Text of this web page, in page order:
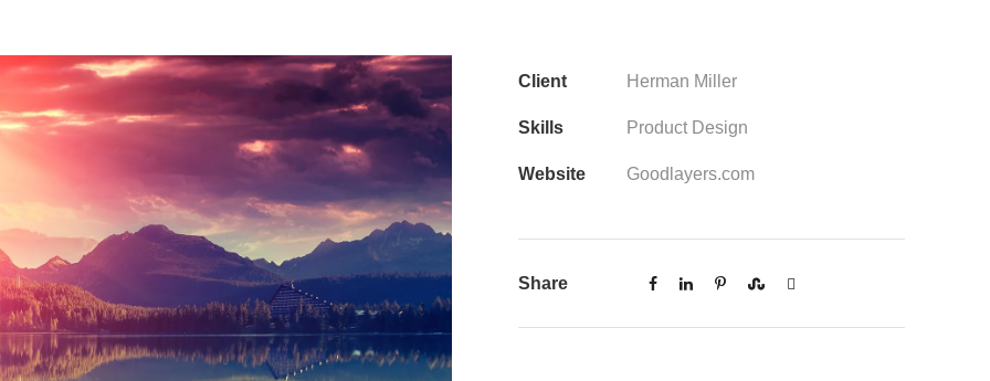
Client Herman Miller
Skills Product Design
Website Goodlayers.com
Share